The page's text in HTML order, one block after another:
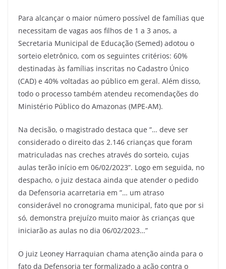
Para alcançar o maior número possível de famílias que
necessitam de vagas aos filhos de 1 a 3 anos, a
Secretaria Municipal de Educação (Semed) adotou o
sorteio eletrônico, com os seguintes critérios: 60%
destinadas às famílias inscritas no Cadastro Único
(CAD) e 40% voltadas ao público em geral. Além disso,
todo o processo também atendeu recomendações do
Ministério Público do Amazonas (MPE-AM).
Na decisão, o magistrado destaca que “… deve ser
considerado o direito das 2.146 crianças que foram
matriculadas nas creches através do sorteio, cujas
aulas terão início em 06/02/2023”. Logo em seguida, no
despacho, o juiz destaca ainda que atender o pedido
da Defensoria acarretaria em ”… um atraso
considerável no cronograma municipal, fato que por si
só, demonstra prejuízo muito maior às crianças que
iniciarão as aulas no dia 06/02/2023…”
O juiz Leoney Harraquian chama atenção ainda para o
fato da Defensoria ter formalizado a ação contra o